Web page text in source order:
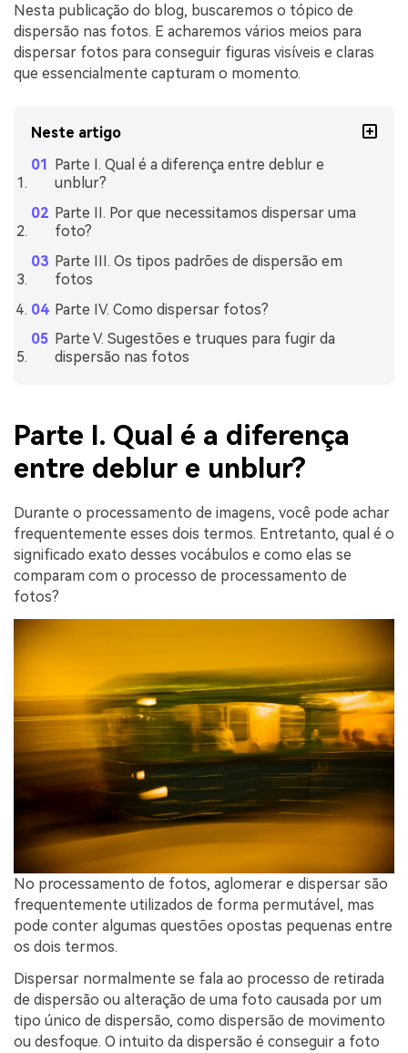
Nesta publicação do blog, buscaremos o tópico de
dispersão nas fotos. E acharemos vários meios para
dispersar fotos para conseguir figuras visíveis e claras
que essencialmente capturam o momento.
Neste artigo
Parte I. Qual é a diferença entre deblur e
unblur?
Parte II. Por que necessitamos dispersar uma
foto?
Parte III. Os tipos padrões de dispersão em
fotos
Parte IV. Como dispersar fotos?
Parte V. Sugestões e truques para fugir da
dispersão nas fotos
Parte I. Qual é a diferença
entre deblur e unblur?
Durante o processamento de imagens, você pode achar
frequentemente esses dois termos. Entretanto, qual é o
significado exato desses vocábulos e como elas se
comparam com o processo de processamento de
fotos?
No processamento de fotos, aglomerar e dispersar são
frequentemente utilizados ​​de forma permutável, mas
pode conter algumas questões opostas pequenas entre
os dois termos.
Dispersar normalmente se fala ao processo de retirada
de dispersão ou alteração de uma foto causada por um
tipo único de dispersão, como dispersão de movimento
ou desfoque. O intuito da dispersão é conseguir a foto